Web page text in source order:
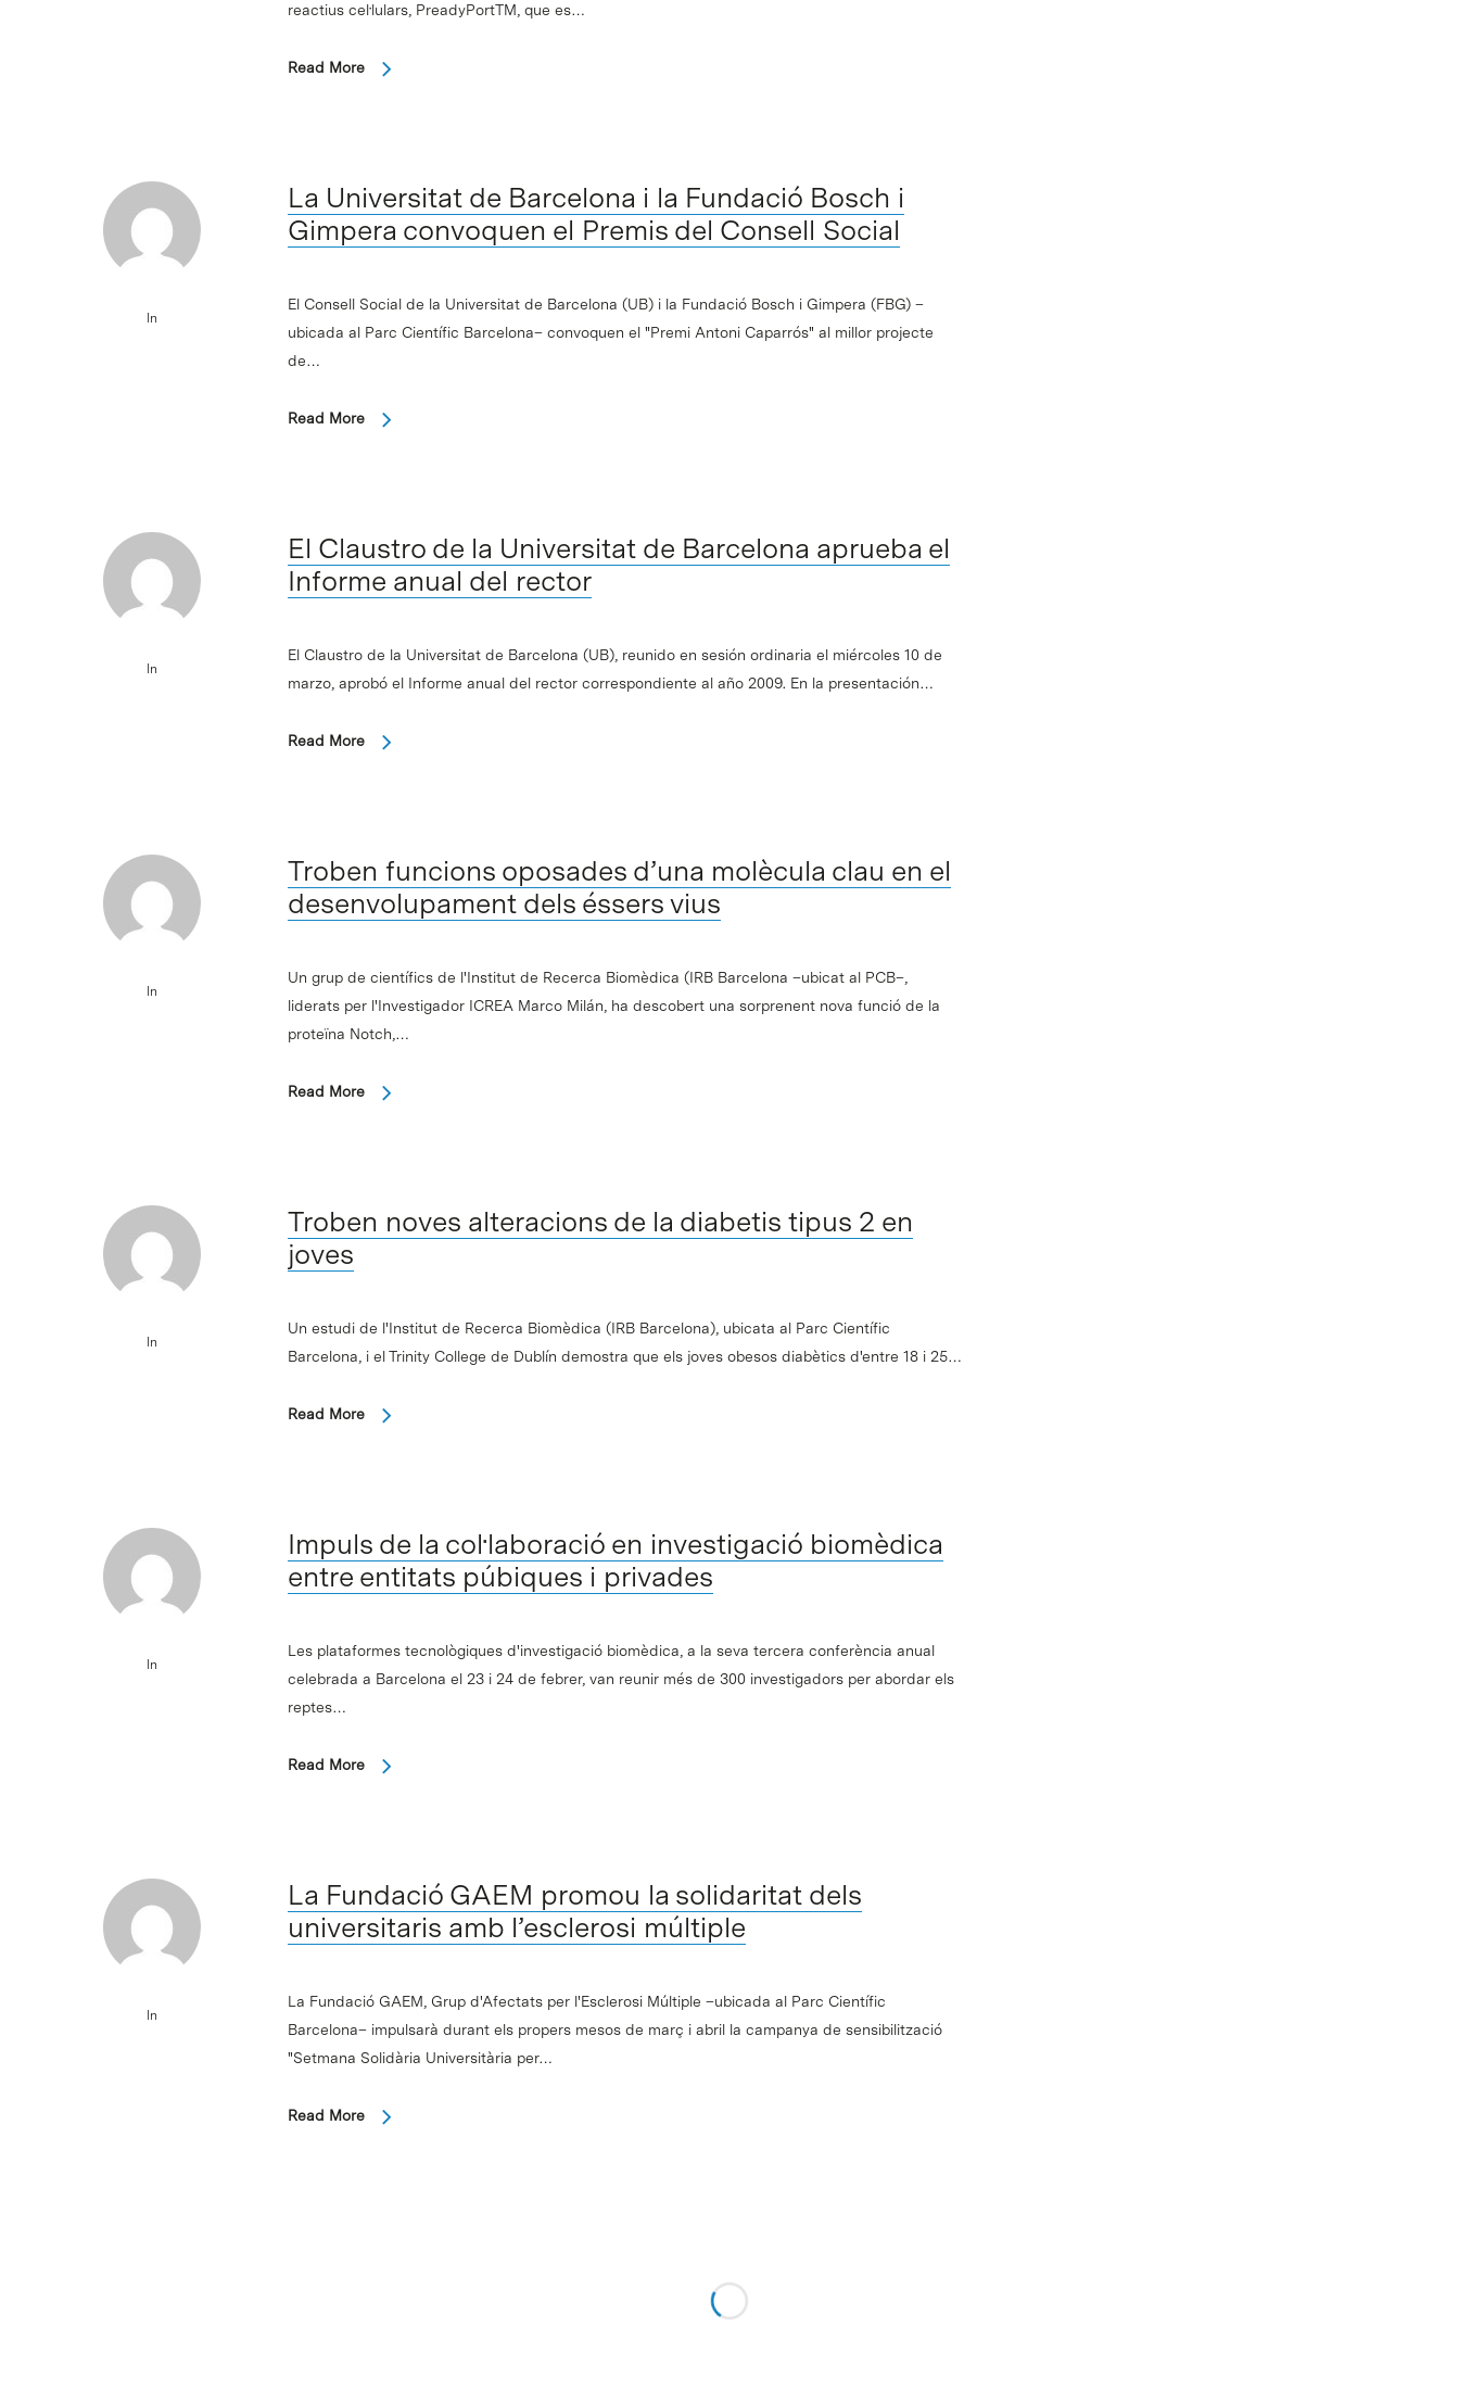
reactius cel·lulars, PreadyPortTM, que es…
Read More
In
La Universitat de Barcelona i la Fundació Bosch i
Gimpera convoquen el Premis del Consell Social
El Consell Social de la Universitat de Barcelona (UB) i la Fundació Bosch i Gimpera (FBG) –
ubicada al Parc Científic Barcelona– convoquen el "Premi Antoni Caparrós" al millor projecte
de…
Read More
In
El Claustro de la Universitat de Barcelona aprueba el
Informe anual del rector
El Claustro de la Universitat de Barcelona (UB), reunido en sesión ordinaria el miércoles 10 de
marzo, aprobó el Informe anual del rector correspondiente al año 2009. En la presentación…
Read More
In
Troben funcions oposades d’una molècula clau en el
desenvolupament dels éssers vius
Un grup de científics de l'Institut de Recerca Biomèdica (IRB Barcelona –ubicat al PCB–,
liderats per l'Investigador ICREA Marco Milán, ha descobert una sorprenent nova funció de la
proteïna Notch,…
Read More
In
Troben noves alteracions de la diabetis tipus 2 en
joves
Un estudi de l'Institut de Recerca Biomèdica (IRB Barcelona), ubicata al Parc Científic
Barcelona, i el Trinity College de Dublín demostra que els joves obesos diabètics d'entre 18 i 25…
Read More
In
Impuls de la col·laboració en investigació biomèdica
entre entitats púbiques i privades
Les plataformes tecnològiques d'investigació biomèdica, a la seva tercera conferència anual
celebrada a Barcelona el 23 i 24 de febrer, van reunir més de 300 investigadors per abordar els
reptes…
Read More
In
La Fundació GAEM promou la solidaritat dels
universitaris amb l’esclerosi múltiple
La Fundació GAEM, Grup d'Afectats per l'Esclerosi Múltiple –ubicada al Parc Científic
Barcelona– impulsarà durant els propers mesos de març i abril la campanya de sensibilització
"Setmana Solidària Universitària per…
Read More